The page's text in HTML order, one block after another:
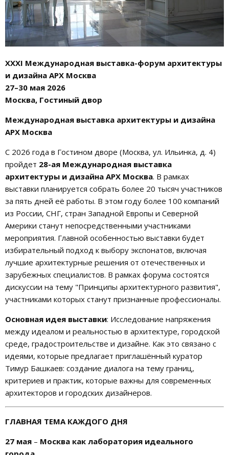
XXXI Международная выставка-форум архитектуры
и дизайна АРХ Москва
27–30 мая 2026
Москва, Гостиный двор
Международная выставка архитектуры и дизайна
АРХ Москва
С 2026 года в Гостином дворе (Москва, ул. Ильинка, д. 4)
пройдет 28-ая Международная выставка
архитектуры и дизайна АРХ Москва. В рамках
выставки планируется собрать более 20 тысяч участников
за пять дней её работы. В этом году более 100 компаний
из России, СНГ, стран Западной Европы и Северной
Америки станут непосредственными участниками
мероприятия. Главной особенностью выставки будет
избирательный подход к выбору экспонатов, включая
лучшие архитектурные решения от отечественных и
зарубежных специалистов. В рамках форума состоятся
дискуссии на тему "Принципы архитектурного развития",
участниками которых станут признанные профессионалы.
Основная идея выставки: Исследование напряжения
между идеалом и реальностью в архитектуре, городской
среде, градостроительстве и дизайне. Как это связано с
идеями, которые предлагает приглашённый куратор
Тимур Башкаев: создание диалога на тему границ,
критериев и практик, которые важны для современных
архитекторов и городских дизайнеров.
ГЛАВНАЯ ТЕМА КАЖДОГО ДНЯ
27 мая – Москва как лаборатория идеального